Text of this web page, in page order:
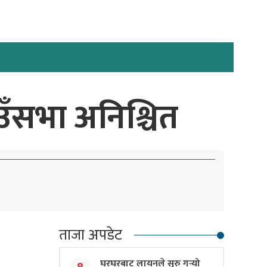
अनिश्चित
ताजा अपडेट
घरघरबाट लायनले सुरु गर्‍यो